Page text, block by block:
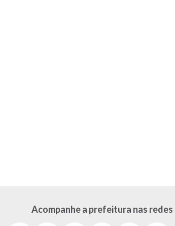
Acompanhe a prefeitura nas redes